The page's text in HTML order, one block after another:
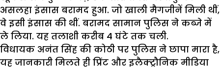
असलहा इंसास बरामद हुआ. जो खाली मैगजीनें मिली थीं,
वे इसी इंसास की थीं. बरामद सामान पुलिस ने कब्जे में
ले लिया. यह तलाशी करीब 4 घंटे तक चली.
विधायक अनंत सिंह की कोठी पर पुलिस ने छापा मारा है,
यह जानकारी मिलते ही प्रिंट और इलैक्ट्रौनिक मीडिया